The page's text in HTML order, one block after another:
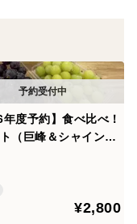
年度予約】食べ比べ！
（巨峰＆シャインマ
¥2,800